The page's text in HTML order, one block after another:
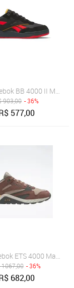
Chalk
BB 4000 II
903,00 - 36%
577,00
Navy/Chalk
ETS 4000
1067,00 - 36%
682,00